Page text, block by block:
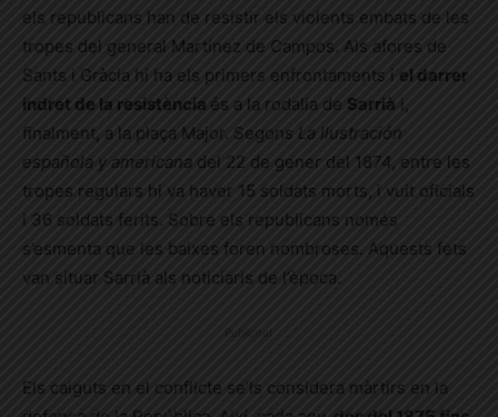
els republicans han de resistir els violents embats de les
tropes del general Martínez de Campos. Als afores de
Sants i Gràcia hi ha els primers enfrontaments i el darrer
indret de la resistència és a la rodalia de Sarrià i,
finalment, a la plaça Major. Segons La Ilustración
española y americana del 22 de gener del 1874, entre les
tropes regulars hi va haver 15 soldats morts, i vuit oficials
i 36 soldats ferits. Sobre els republicans només
s’esmenta que les baixes foren nombroses. Aquests fets
van situar Sarrià als noticiaris de l’època.
Publicitat
Els caiguts en el conflicte se’ls considera màrtirs en la